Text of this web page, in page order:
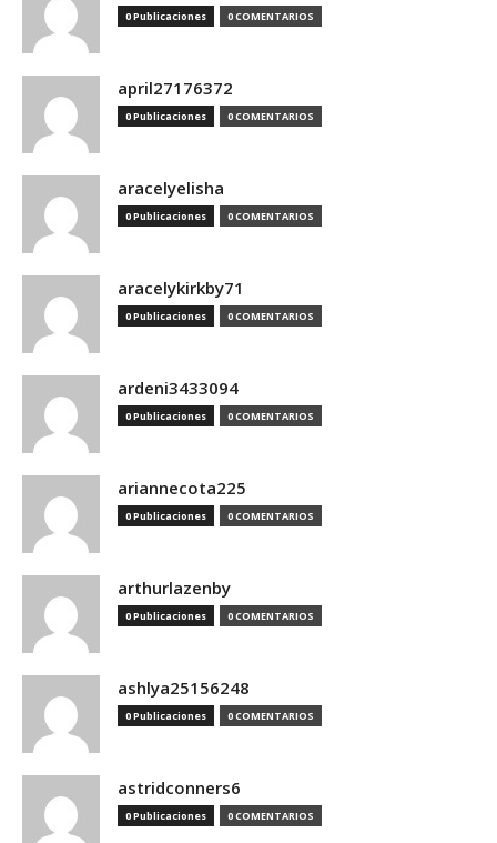
0 Publicaciones 0 COMENTARIOS
april27176372
0 Publicaciones 0 COMENTARIOS
aracelyelisha
0 Publicaciones 0 COMENTARIOS
aracelykirkby71
0 Publicaciones 0 COMENTARIOS
ardeni3433094
0 Publicaciones 0 COMENTARIOS
ariannecota225
0 Publicaciones 0 COMENTARIOS
arthurlazenby
0 Publicaciones 0 COMENTARIOS
ashlya25156248
0 Publicaciones 0 COMENTARIOS
astridconners6
0 Publicaciones 0 COMENTARIOS